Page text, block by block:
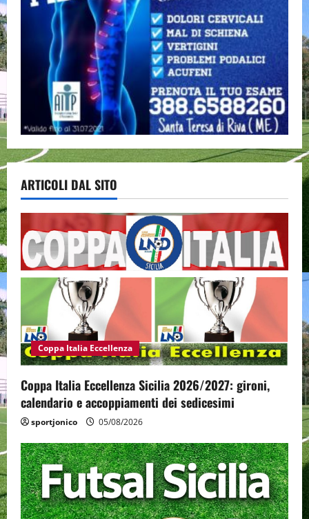
ARTICOLI DAL SITO
Coppa Italia Eccellenza
Coppa Italia Eccellenza Sicilia 2026/2027: gironi,
calendario e accoppiamenti dei sedicesimi
sportjonico 05/08/2026